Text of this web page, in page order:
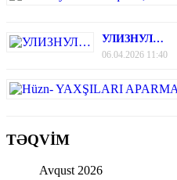
УЛИЗНУЛ…
06.04.2026 11:40
TƏQVİM
Avqust 2026